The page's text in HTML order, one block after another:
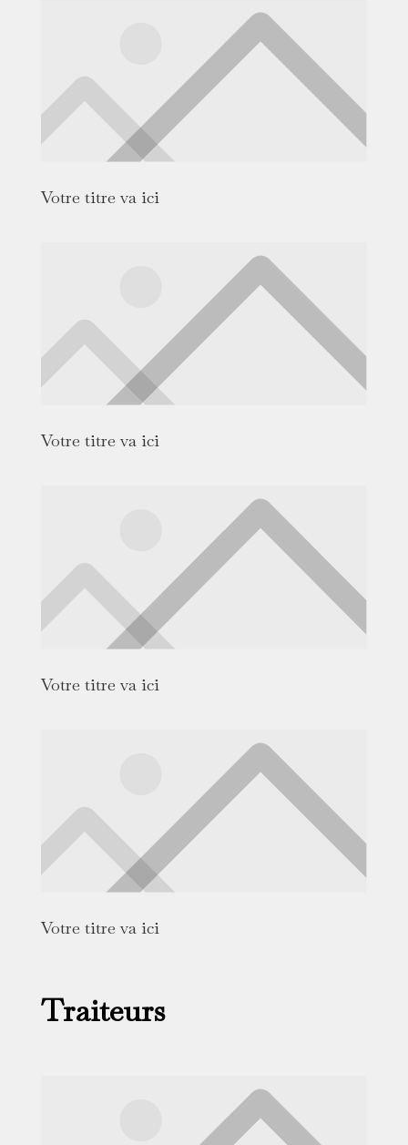
Votre titre va ici
Votre titre va ici
Votre titre va ici
Votre titre va ici
Traiteurs